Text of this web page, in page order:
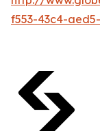
f553-43c4-